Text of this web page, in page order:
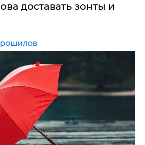
доставать зонты и